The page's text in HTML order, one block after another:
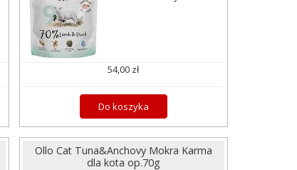
54,00 zł
Do koszyka
Ollo Cat Tuna&Anchovy Mokra Karma
dla kota op.70g